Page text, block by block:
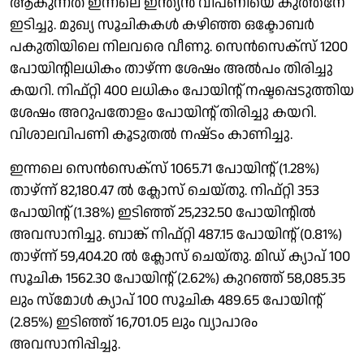
ഇടിച്ചു. മുഖ്യ സൂചികകൾ കഴിഞ്ഞ ഒക്ടോബർ
പകുതിയിലെ നിലവരെ വീണു. സെൻസെക്സ് 1200
പോയിൻ്റിലധികം താഴ്‌ന്ന ശേഷം അൽപം തിരിച്ചു
കയറി. നിഫ്റ്റി 400 ലധികം പോയിൻ്റ് നഷ്ടപ്പെടുത്തിയ
ശേഷം അറുപതോളം പോയിൻ്റ് തിരിച്ചു കയറി.
വിശാലവിപണി കൂടുതൽ നഷ്‌ടം കാണിച്ചു.
ഇന്നലെ സെൻസെക്സ് 1065.71 പോയിൻ്റ് (1.28%)
താഴ്ന്ന് 82,180.47 ൽ ക്ലോസ് ചെയ്തു. നിഫ്റ്റി 353
പോയിൻ്റ് (1.38%) ഇടിഞ്ഞ് 25,232.50 പോയിൻ്റിൽ
അവസാനിച്ചു. ബാങ്ക് നിഫ്റ്റി 487.15 പോയിൻ്റ് (0.81%)
താഴ്‌ന്ന് 59,404.20 ൽ ക്ലോസ് ചെയ്തു. മിഡ് ക്യാപ് 100
സൂചിക 1562.30 പോയിൻ്റ് (2.62%) കുറഞ്ഞ് 58,085.35
ലും സ്മോൾ ക്യാപ് 100 സൂചിക 489.65 പോയിൻ്റ്
(2.85%) ഇടിഞ്ഞ് 16,701.05 ലും വ്യാപാരം
അവസാനിപ്പിച്ചു.